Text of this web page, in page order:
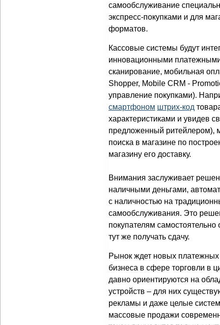
самообслуживание
экспресс-покупками и для
форматов.
Кассовые системы будут
инновационными
сканирование, мобильная
Shopper, Mobile CRM -
управление покупками).
смартфоном штрих-код
характеристиками и увидев
предложенный ритейлером),
поиска в магазине по
магазину его доставку.
Внимания заслуживает
наличными деньгами,
с наличностью на
самообслуживания. Это
покупателям самостоятельно
тут же получать сдачу.
Рынок ждет новых
бизнеса в сфере торговли в
давно ориентируются на
устройств – для них
рекламы и даже целые
массовые продажи